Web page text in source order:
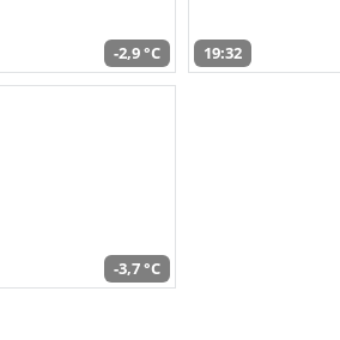
-2,9 °C 19:32
-3,7 °C